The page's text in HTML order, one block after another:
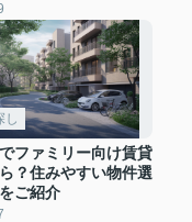
し
ファミリー向け賃貸
？住みやすい物件選
ご紹介